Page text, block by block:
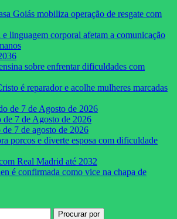
Goiás mobiliza operação de resgate com
linguagem corporal afetam a comunicação
sobre enfrentar dificuldades com
é reparador e acolhe mulheres marcadas
de 7 de Agosto de 2026
7 de Agosto de 2026
7 de agosto de 2026
porcos e diverte esposa com dificuldade
Real Madrid até 2032
é confirmada como vice na chapa de
Procurar por